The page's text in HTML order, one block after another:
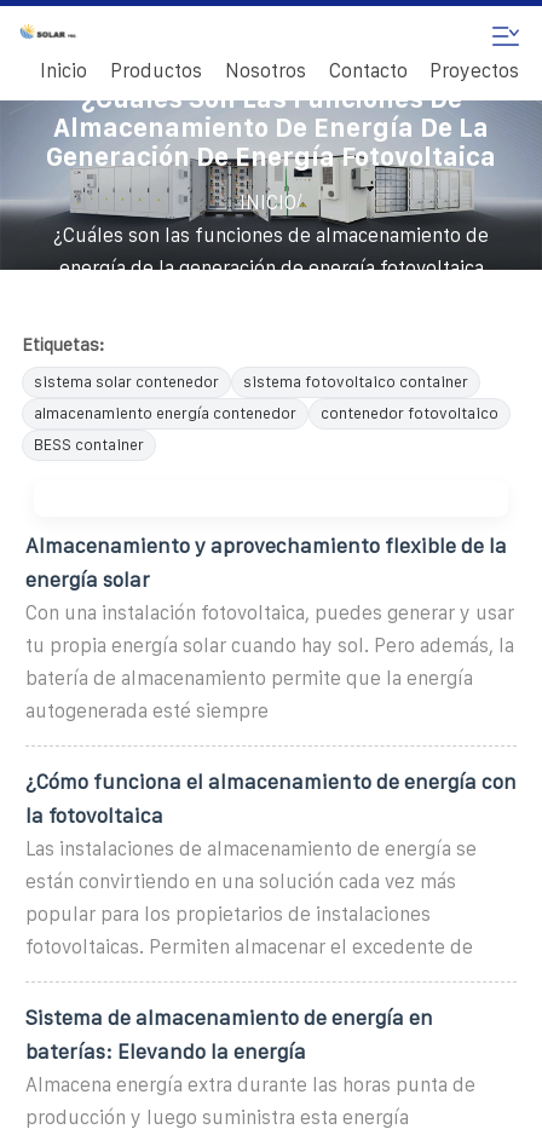
Inicio Productos Nosotros Contacto Proyectos
¿Cuáles Son Las Funciones De
Almacenamiento De Energía De La
Generación De Energía Fotovoltaica
INICIO/
¿Cuáles son las funciones de almacenamiento de
energía de la generación de energía fotovoltaica
Etiquetas:
sistema solar contenedor
sistema fotovoltaico container
almacenamiento energía contenedor
contenedor fotovoltaico
BESS container
Almacenamiento y aprovechamiento flexible de la
energía solar
Con una instalación fotovoltaica, puedes generar y usar
tu propia energía solar cuando hay sol. Pero además, la
batería de almacenamiento permite que la energía
autogenerada esté siempre
¿Cómo funciona el almacenamiento de energía con
la fotovoltaica
Las instalaciones de almacenamiento de energía se
están convirtiendo en una solución cada vez más
popular para los propietarios de instalaciones
fotovoltaicas. Permiten almacenar el excedente de
Sistema de almacenamiento de energía en
baterías: Elevando la energía
Almacena energía extra durante las horas punta de
producción y luego suministra esta energía